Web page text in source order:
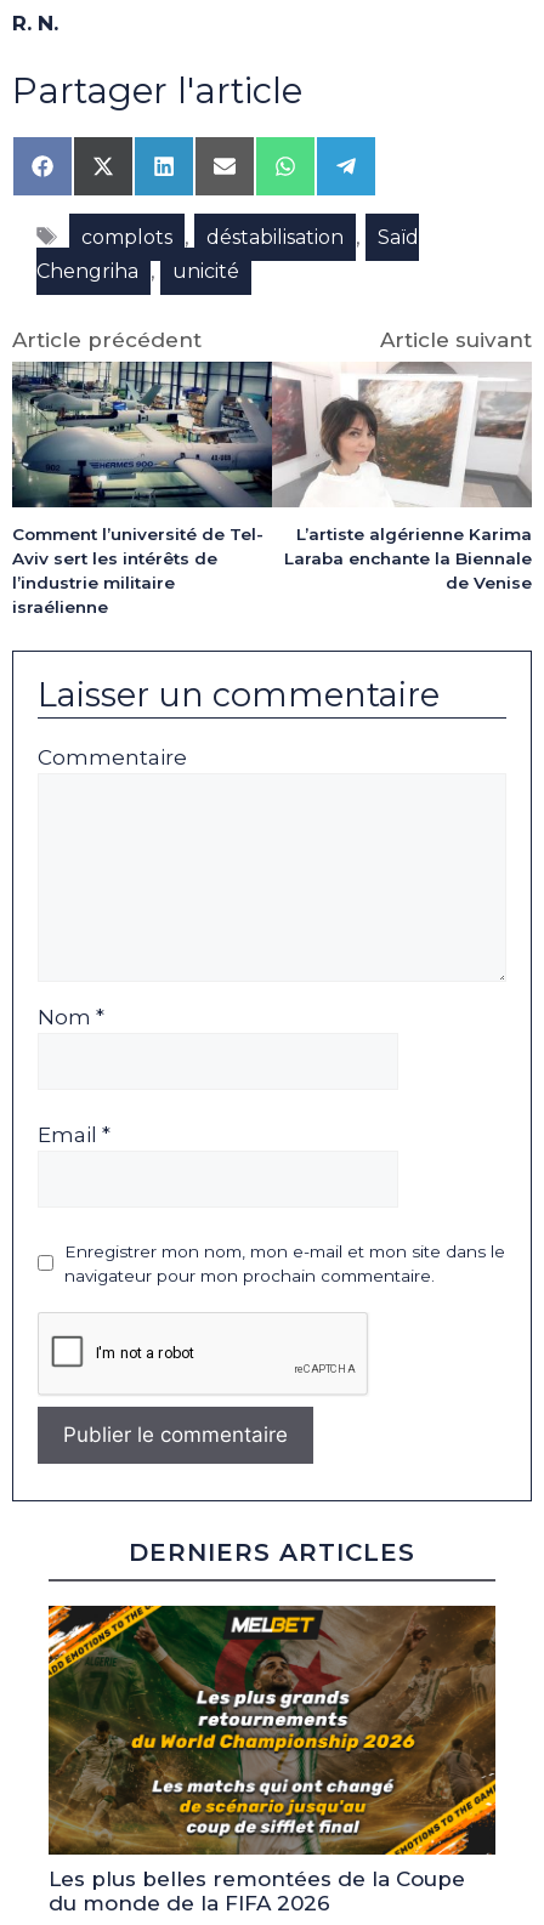
R. N.
Partager l'article
Share
on
Facebook
Share
on
X
(Twitter)
Share
on
LinkedIn
Share
on
Email
Share
on
WhatsApp
Share
on
Telegram
Étiquettes
complots , déstabilisation ,
Saïd
Chengriha
, unicité
Article précédent
Comment l’université de Tel-
Aviv sert les intérêts de
l’industrie militaire
israélienne
Article suivant
L’artiste algérienne Karima
Laraba enchante la Biennale
de Venise
Laisser un commentaire
Commentaire
Nom *
Email *
Enregistrer mon nom, mon e-mail et mon site dans le
navigateur pour mon prochain commentaire.
DERNIERS ARTICLES
Les plus belles remontées de la Coupe
du monde de la FIFA 2026